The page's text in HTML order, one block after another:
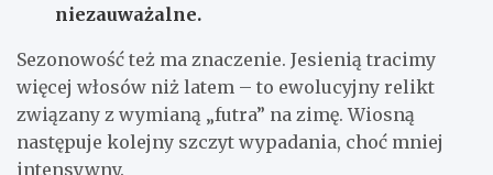
niezauważalne.
Sezonowość też ma znaczenie. Jesienią tracimy
więcej włosów niż latem – to ewolucyjny relikt
związany z wymianą „futra” na zimę. Wiosną
następuje kolejny szczyt wypadania, choć mniej
intensywny.